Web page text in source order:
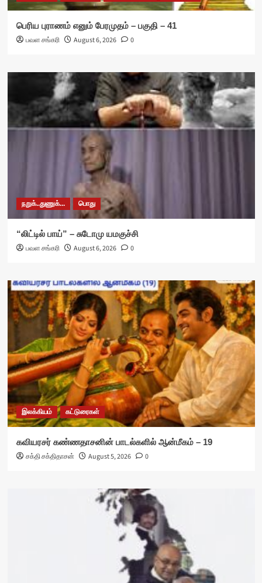
பெரிய புராணம் எனும் பேரமுதம் – பகுதி – 41
பவள சங்கரி
August 6, 2026 0
நறுக்..துணுக்... பொது
“லிட்டில் பாய்” – சுடோமு யமகுச்சி
பவள சங்கரி
August 6, 2026 0
இலக்கியம் கட்டுரைகள்
கவியரசர் கண்ணதாசனின் பாடல்களில் ஆன்மீகம் – 19
சக்தி சக்திதாசன்
August 5, 2026 0